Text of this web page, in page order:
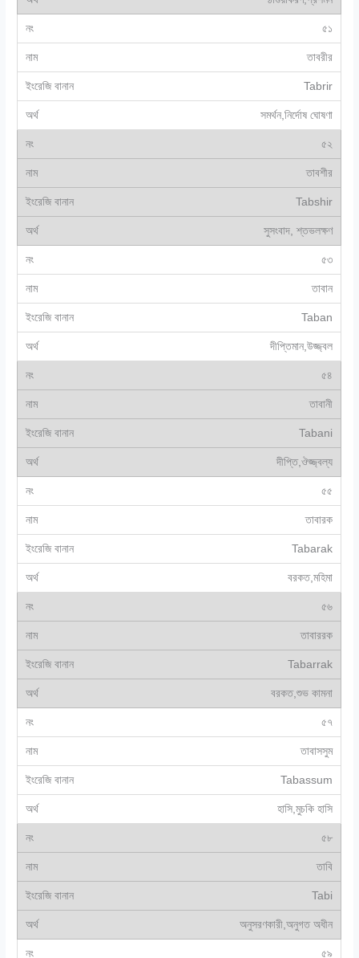
৫১
তাবরীর
Tabrir
সমর্থন,নির্দোষ ঘোষণা
৫২
তাবশীর
Tabshir
সুসংবাদ, শ্তভলক্ষণ
৫৩
তাবান
Taban
দীপ্তিমান,উজ্জ্বল
৫৪
তাবানী
Tabani
দীপ্তি,ঔজ্জ্বল্য
৫৫
তাবারক
Tabarak
বরকত,মহিমা
৫৬
তাবাররক
Tabarrak
বরকত,শুভ কামনা
৫৭
তাবাসসুম
Tabassum
হাসি,মুচকি হাসি
৫৮
তাবি
Tabi
অনুসরণকারী,অনুগত অধীন
৫৯